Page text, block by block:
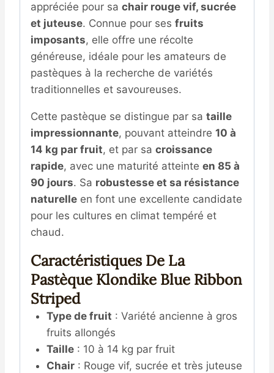
appréciée pour sa chair rouge vif, sucrée
et juteuse. Connue pour ses fruits
imposants, elle offre une récolte
généreuse, idéale pour les amateurs de
pastèques à la recherche de variétés
traditionnelles et savoureuses.
Cette pastèque se distingue par sa taille
impressionnante, pouvant atteindre 10 à
14 kg par fruit, et par sa croissance
rapide, avec une maturité atteinte en 85 à
90 jours. Sa robustesse et sa résistance
naturelle en font une excellente candidate
pour les cultures en climat tempéré et
chaud.
Caractéristiques De La
Pastèque Klondike Blue Ribbon
Striped
Type de fruit : Variété ancienne à gros
fruits allongés
Taille: 10 à 14 kg par fruit
Chair: Rouge vif, sucrée et très juteuse